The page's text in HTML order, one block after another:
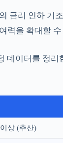
금리 인하 기
력을 확대할
이터를 정
상 (추산)